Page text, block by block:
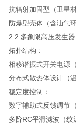
抗辐射加固型（卫星
防爆型壳体（含油气
2.2 多象限高压发生器
拓扑结构：
相移谐振式开关电源
分布式散热体设计（
稳定度控制：
数字辅助式反馈调节
多阶RC平滑滤波（纹